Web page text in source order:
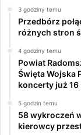
3 godziny temu
Przedbórz
różnych stron
4 godziny temu
Powiat
Święta Wojska
koncerty już
5 godzin temu
58 wykroczeń
kierowcy